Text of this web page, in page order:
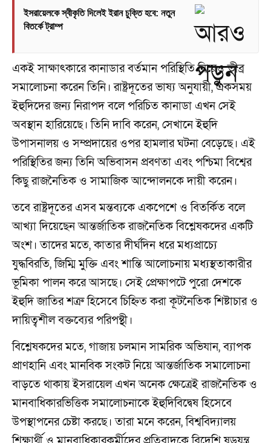
ইসরায়েলকে স্বীকৃতি দিলেই ইরান চুক্তি হবে: নতুন
বিতর্কে ট্রাম্প
একই সাক্ষাৎকারে কানাডার বর্তমান পরিস্থিতি নিয়েও তীব্র
সমালোচনা করেন তিনি। রাষ্ট্রদূতের ভাষ্য অনুযায়ী, একসময়
ইহুদিদের জন্য নিরাপদ বলে পরিচিত কানাডা এখন সেই
অবস্থান হারিয়েছে। তিনি দাবি করেন, সেখানে ইহুদি
উপাসনালয় ও সম্প্রদায়ের ওপর হামলার ঘটনা বেড়েছে। এই
পরিস্থিতির জন্য তিনি অভিবাসন প্রবণতা এবং পশ্চিমা বিশ্বের
কিছু রাজনৈতিক ও সামাজিক আন্দোলনকে দায়ী করেন।
তবে রাষ্ট্রদূতের এসব মন্তব্যকে একপেশে ও বিতর্কিত বলে
আখ্যা দিয়েছেন আন্তর্জাতিক রাজনৈতিক বিশ্লেষকদের একটি
অংশ। তাদের মতে, কাতার দীর্ঘদিন ধরে মধ্যপ্রাচ্যে
যুদ্ধবিরতি, জিম্মি মুক্তি এবং শান্তি আলোচনায় মধ্যস্থতাকারীর
ভূমিকা পালন করে আসছে। সেই প্রেক্ষাপটে পুরো দেশকে
ইহুদি জাতির শত্রু হিসেবে চিহ্নিত করা কূটনৈতিক শিষ্টাচার ও
দায়িত্বশীল বক্তব্যের পরিপন্থী।
বিশ্লেষকদের মতে, গাজায় চলমান সামরিক অভিযান, ব্যাপক
প্রাণহানি এবং মানবিক সংকট নিয়ে আন্তর্জাতিক সমালোচনা
বাড়তে থাকায় ইসরায়েল এখন অনেক ক্ষেত্রেই রাজনৈতিক ও
মানবাধিকারভিত্তিক সমালোচনাকে ইহুদিবিদ্বেষ হিসেবে
উপস্থাপনের চেষ্টা করছে। তারা মনে করেন, বিশ্ববিদ্যালয়